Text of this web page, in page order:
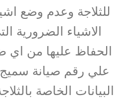
للثلاجة وعدم وضع
الاشياء الضرورية
الحفاظ عليها من اي
علي رقم صيانة
البيانات الخاصة